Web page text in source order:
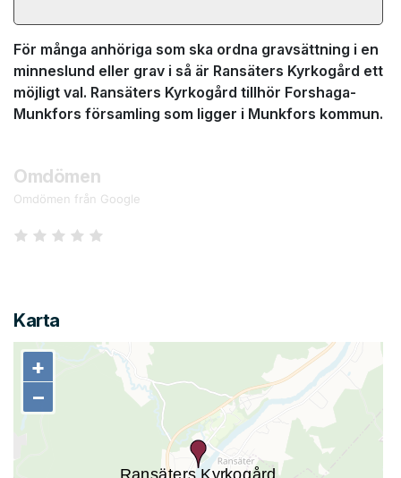
För många anhöriga som ska ordna gravsättning i en
minneslund eller grav i så är Ransäters Kyrkogård ett
möjligt val. Ransäters Kyrkogård tillhör Forshaga-
Munkfors församling som ligger i Munkfors kommun.
Omdömen
Omdömen från Google
Karta
+
−
+
−